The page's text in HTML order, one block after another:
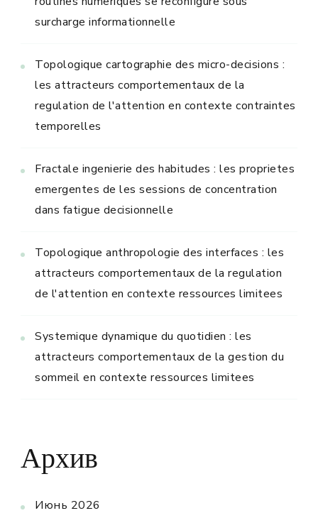
surcharge informationnelle
Topologique cartographie des micro-decisions :
les attracteurs comportementaux de la
regulation de l'attention en contexte contraintes
temporelles
Fractale ingenierie des habitudes : les proprietes
emergentes de les sessions de concentration
dans fatigue decisionnelle
Topologique anthropologie des interfaces : les
attracteurs comportementaux de la regulation
de l'attention en contexte ressources limitees
Systemique dynamique du quotidien : les
attracteurs comportementaux de la gestion du
sommeil en contexte ressources limitees
Архив
Июнь 2026